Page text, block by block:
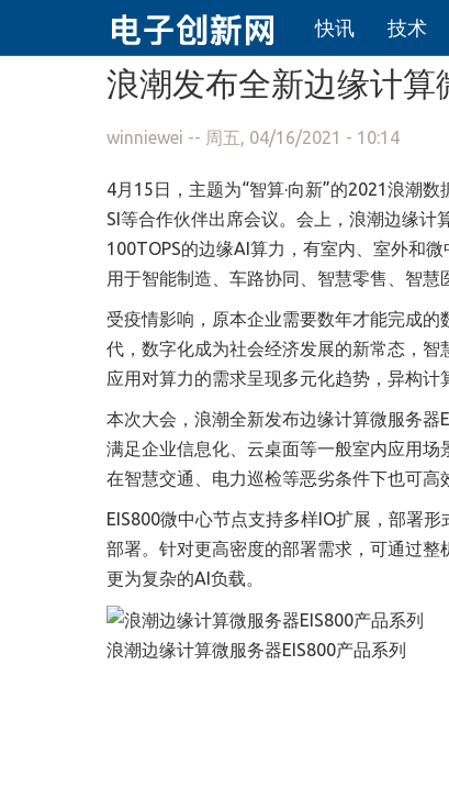
跳转到主要内容
快讯 技术
浪潮发布全新边缘计算
winniewei -- 周五, 04/16/2021 - 10:14
4月15日，主题为“智算·向新”的2021浪潮
SI等合作伙伴出席会议。会上，浪潮边缘计
100TOPS的边缘AI算力，有室内、室外和
用于智能制造、车路协同、智慧零售、智慧
受疫情影响，原本企业需要数年才能完成
代，数字化成为社会经济发展的新常态，
应用对算力的需求呈现多元化趋势，异构计
本次大会，浪潮全新发布边缘计算微服务器
满足企业信息化、云桌面等一般室内应用场
在智慧交通、电力巡检等恶劣条件下也可高
EIS800微中心节点支持多样IO扩展，部署
部署。针对更高密度的部署需求，可通过
更为复杂的AI负载。
浪潮边缘计算微服务器EIS800产品系列